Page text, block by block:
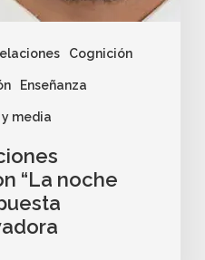
Cognición
Enseñanza
media
“La noche